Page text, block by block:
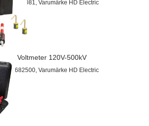
Artnr 682081, Varumärke HD Electric
Linje Voltmeter 120V-500kV
Artnr 682500, Varumärke HD Electric